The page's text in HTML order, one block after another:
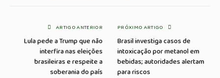
ARTIGO ANTERIOR
Lula pede a Trump que não
interfira nas eleições
brasileiras e respeite a
soberania do país
PRÓXIMO ARTIGO
Brasil investiga casos de
intoxicação por metanol em
bebidas; autoridades alertam
para riscos